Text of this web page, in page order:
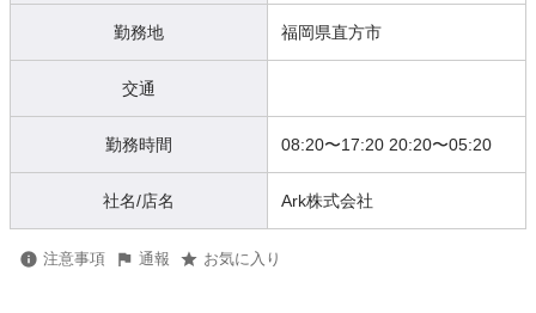
勤務地 福岡県直方市
交通
勤務時間 08:20〜17:20 20:20〜05:20
社名/店名 Ark株式会社
注意事項 通報 お気に入り